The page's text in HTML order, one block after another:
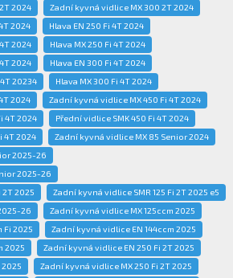
2024
Zadní kyvná vidlice MX 300 2T 2024
2024
Hlava EN 250 Fi 4T 2024
2024
Hlava MX 250 Fi 4T 2024
2024
Hlava EN 300 Fi 4T 2024
20234
Hlava MX 300 Fi 4T 2024
2024
Zadní kyvná vidlice MX 450 Fi 4T 2024
4T 2024
Přední vidlice SMK 450 Fi 4T 2024
4T 2024
Zadní kyvná vidlice MX 85 Senior 2024
2025-26
2025-26
2T 2025
Zadní kyvná vidlice SMR 125 Fi 2T 2025 e5
26
Zadní kyvná vidlice MX 125ccm 2025
Fi 2025
Zadní kyvná vidlice EN 144ccm 2025
2025
Zadní kyvná vidlice EN 250 Fi 2T 2025
Zadní kyvná vidlice MX 250 Fi 2T 2025